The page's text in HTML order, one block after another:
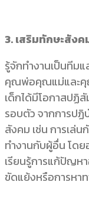
3. เสริมทักษะสังค
รู้จักทำงานเป็นทีม
คุณพ่อคุณแม่และคุ
เด็กได้มีโอกาสปฏิ
รอบตัว จากการปฏิ
สังคม เช่น การเล่
ทำงานกับผู้อื่น โดย
เรียนรู้การแก้ปัญห
ขัดแย้งหรือการหา